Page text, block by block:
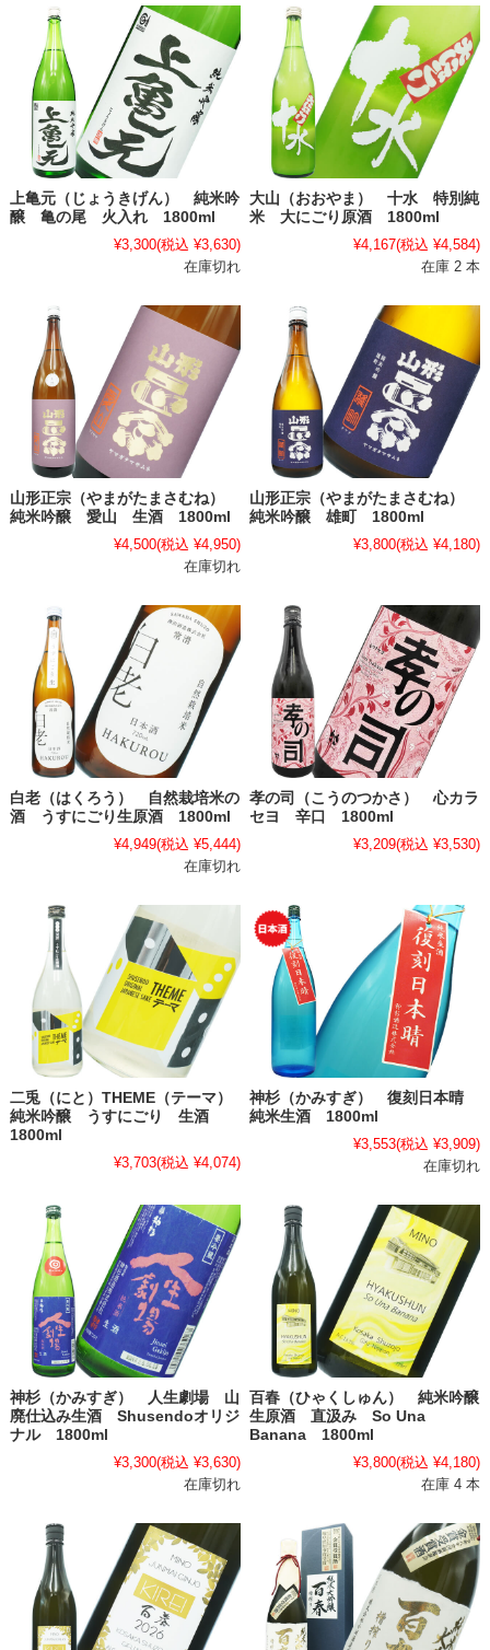
上亀元（じょうきげん） 純米吟
醸 亀の尾 火入れ 1800ml
¥3,300(税込 ¥3,630)
在庫切れ
大山（おおやま） 十水 特別純
米 大にごり原酒 1800ml
¥4,167(税込 ¥4,584)
在庫 2 本
山形正宗（やまがたまさむね）
純米吟醸 愛山 生酒 1800ml
¥4,500(税込 ¥4,950)
在庫切れ
山形正宗（やまがたまさむね）
純米吟醸 雄町 1800ml
¥3,800(税込 ¥4,180)
白老（はくろう） 自然栽培米の
酒 うすにごり生原酒 1800ml
¥4,949(税込 ¥5,444)
在庫切れ
孝の司（こうのつかさ） 心カラ
セヨ 辛口 1800ml
¥3,209(税込 ¥3,530)
二兎（にと）THEME（テーマ）
純米吟醸 うすにごり 生酒
1800ml
¥3,703(税込 ¥4,074)
神杉（かみすぎ） 復刻日本晴
純米生酒 1800ml
¥3,553(税込 ¥3,909)
在庫切れ
神杉（かみすぎ） 人生劇場 山
廃仕込み生酒 Shusendoオリジ
ナル 1800ml
¥3,300(税込 ¥3,630)
在庫切れ
百春（ひゃくしゅん） 純米吟醸
生原酒 直汲み So Una
Banana 1800ml
¥3,800(税込 ¥4,180)
在庫 4 本